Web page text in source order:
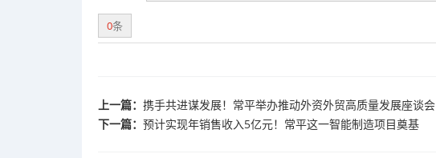
0条
上一篇： 携手共进谋发展！常平举办推动外资外贸高质量发展座谈会
下一篇： 预计实现年销售收入5亿元！常平这一智能制造项目奠基